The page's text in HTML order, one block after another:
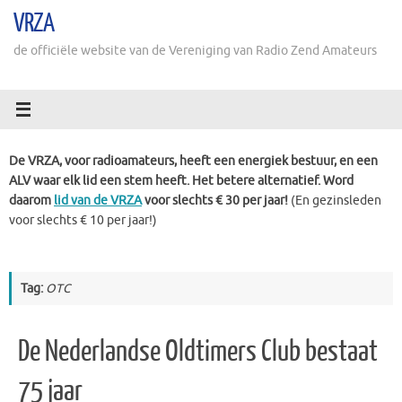
naarVRZA
de officiële website van de Vereniging van Radio Zend Amateurs
De VRZA, voor radioamateurs, heeft een energiek bestuur, en een
ALV waar elk lid een stem heeft. Het betere alternatief. Word
daarom lid van de VRZAvoor slechts € 30 per jaar! (En gezinsleden
voor slechts € 10 per jaar!)
Tag: OTC
De Nederlandse Oldtimers Club bestaat
75 jaar